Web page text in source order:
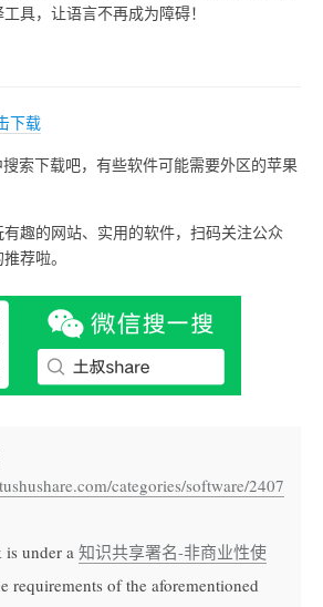
具，让语言不再成为障碍！
下载
搜索下载吧，有些软件可能需要外区的苹果
趣的网站、实用的软件，扫码关注公众
荐啦。
categories/software/2407
under a 知识共享署名-非商业性使
of the aforementioned